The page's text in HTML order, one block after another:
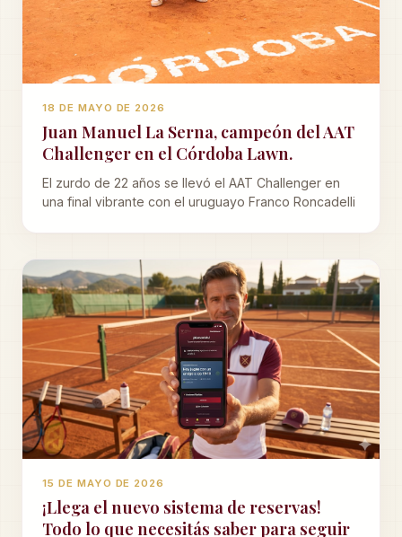
18 DE MAYO DE 2026
Juan Manuel La Serna, campeón del AAT
Challenger en el Córdoba Lawn.
El zurdo de 22 años se llevó el AAT Challenger en
una final vibrante con el uruguayo Franco Roncadelli
15 DE MAYO DE 2026
¡Llega el nuevo sistema de reservas!
Todo lo que necesitás saber para seguir